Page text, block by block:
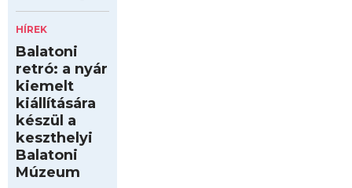
HÍREK
Balatoni
retró: a nyár
kiemelt
kiállítására
készül a
keszthelyi
Balatoni
Múzeum